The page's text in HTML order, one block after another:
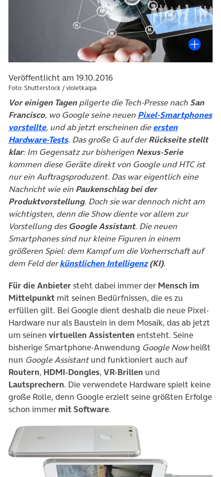
Veröffentlicht am 19.10.2016
Foto: Shutterstock / violetkaipa
Vor einigen Tagenpilgerte die Tech-Presse nach San
Francisco, wo Google seine neuen Pixel-Smartphones
vorstellte(öffnet in neuem Tab)
, und ab jetzt erscheinen dieersten(öffnet in
Hardware-Tests(öffnet in neuem Tab)
. Das große G auf derRückseite stellt
klar: Im Gegensatz zur bisherigen Nexus-Serie
kommen diese Geräte direkt von Google und HTC ist
nur ein Auftragsproduzent. Das war eigentlich eine
Nachricht wie ein Paukenschlag bei der
Produktvorstellung. Doch sie war dennoch nicht am
wichtigsten, denn die Show diente vor allem zur
Vorstellung des Google Assistant. Die neuen
Smartphones sind nur kleine Figuren in einem
größeren Spiel: dem Kampf um die Vorherrschaft auf
dem Feld derkünstlichen Intelligenz(öffnet in neuem
(KI).
Für die Anbietersteht dabei immer der Mensch im
Mittelpunkt mit seinen Bedürfnissen, die es zu
erfüllen gilt. Bei Google dient deshalb die neue Pixel-
Hardware nur als Baustein in dem Mosaik, das ab jetzt
um seinen virtuellen Assistenten entsteht. Seine
bisherige Smartphone-Anwendung Google Nowheißt
nun Google Assistantund funktioniert auch auf
Routern, HDMI-Dongles, VR-Brillen und
Lautsprechern. Die verwendete Hardware spielt keine
große Rolle, denn Google erzielt seine größten Erfolge
schon immer mit Software.